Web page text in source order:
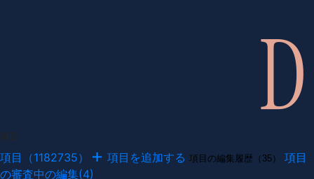
項目（1182735） 項目を追加する 項目の編集履歴（35）
項目
の審査中の編集(4)